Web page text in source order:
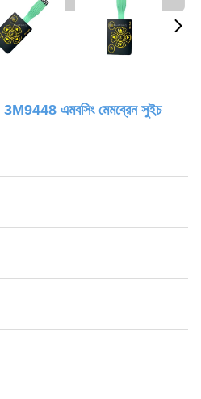
3M9448 এমবসিং মেমব্রেন সুইচ